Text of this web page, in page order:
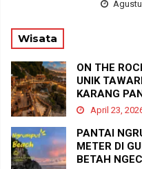
Wisata
ON THE
UNIK
KARANG
April 23,
PANTAI
METER DI
BETAH